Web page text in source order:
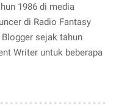
1986 di media
di Radio Fantasy
sejak tahun
Writer untuk beberapa